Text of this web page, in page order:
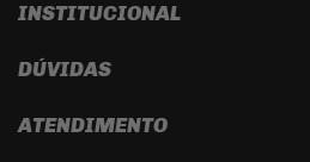
INSTITUCIONAL
DÚVIDAS
ATENDIMENTO